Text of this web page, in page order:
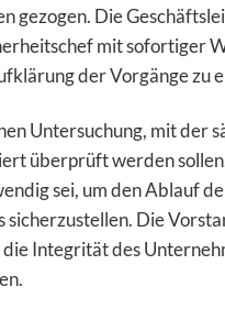
gezogen. Die
mit sofortiger
der Vorgänge zu
Untersuchung, mit der
überprüft werden
sei, um den Ablauf
sicherzustellen. Die
Integrität des